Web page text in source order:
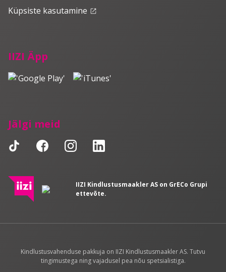
IIZI Äpp
Jälgi meid
Küpsiste kasutamine launch
IIZI Kindlustusmaakler AS on GrECo Grupi
ettevõte.
Kindlustusvahenduse pakkuja on IIZI Kindlustusmaakler AS. Tutvu
tingimustega ning vajadusel pea nõu spetsialistiga.